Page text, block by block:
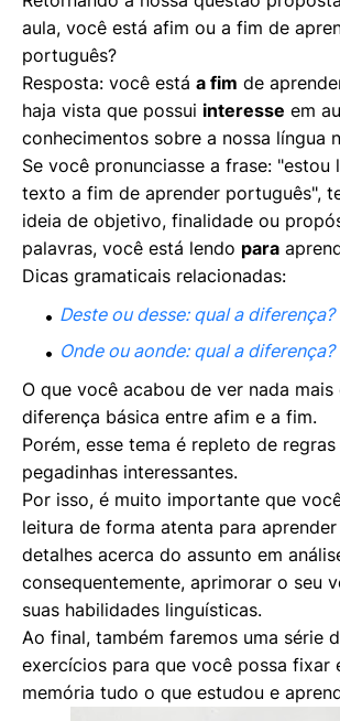
aula, você está afim ou a fim de
português?
Resposta: você está a fim de
haja vista que possui interesse em
conhecimentos sobre a nossa língua
Se você pronunciasse a frase: "estou
texto a fim de aprender português",
ideia de objetivo, finalidade ou
palavras, você está lendo para
Dicas gramaticais relacionadas:
Deste ou desse: qual a diferença?
Onde ou aonde: qual a diferença?
O que você acabou de ver nada mais
diferença básica entre afim e a fim.
Porém, esse tema é repleto de
pegadinhas interessantes.
Por isso, é muito importante que
leitura de forma atenta para
detalhes acerca do assunto em
consequentemente, aprimorar o seu
suas habilidades linguísticas.
Ao final, também faremos uma série
exercícios para que você possa fixar
memória tudo o que estudou e